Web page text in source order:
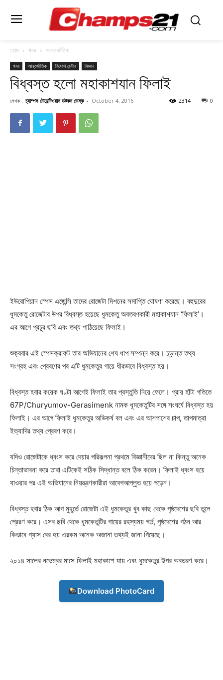
হোম খবর আন্তর্জাতিক
খবর আন্তর্জাতিক রিসোর্স সেন্টার বিজ্ঞান
বিধ্বস্ত হলো মহাকাশযান ফিলাই
লেখক : চ্যাম্পস টোয়েন্টিওয়ান ডটকম ডেস্ক - October 4, 2016 0
2314
ইউরোপিয়ান স্পেস এজেন্সি তাদের রোজেটা মিশনের সমাপ্তি ঘোষণা করেছে। বহুদুরের
ধুমকেতু রোজেটার উপর বিধ্বস্ত হয়েছে ধুমকেতু অবতরণকারী মহাকাশযান ‘ফিলাই’।
এর আগে প্রচুর ছবি এবং তথ্য পাঠিয়েছে ফিলাই।
শুক্রবার এই স্পেসক্রাফট তার অভিযানের শেষ ধাপ সম্পন্ন করে। চূড়ান্ত তথ্য
সংগ্রহ এবং প্রেরণের পর এটি ধুমকেতুর গায়ে ধীরভাবে বিধ্বস্ত হয়।
বিধ্বস্ত হবার কয়েক ঘণ্টা আগেই ফিলাই তার প্রস্তুতি নিয়ে ফেলে। প্রায় হাঁটা গতিতে
67P/Churyumov-Gerasimenk নামক ধূমকেতুটির সঙ্গে সংঘর্ষে বিধ্বস্ত হয়
ফিলাই। এর আগে ফিলাই ধুমকেতুর অভিকর্ষ বল এবং এর আশপাশের চাপ, তাপমাত্রা
ইত্যাদির তথ্য প্রেরণ করে।
যদিও রোজেটাকে ধ্বংস করে দেয়ার পরিকল্পনা প্রথমে বিজ্ঞানীদের ছিল না কিন্তু অনেক
চিন্তাভাবনা করে তারা এটিকেই সঠিক সিদ্ধান্ত বলে ঠিক করেন। ফিলাই ধ্বংস হয়ে
যাওয়ার পর এই অভিযানের নিয়ন্ত্রণকারীরা আবেগআপ্লুত হয়ে পড়েন।
বিধ্বস্ত হবার ঠিক আগ মুহূর্তে রোজেটা এই ধুমকেতুর খুব কাছ থেকে পৃষ্ঠদেশের ছবি তুলে
প্রেরণ করে। এসব ছবি থেকে ধূমকেতুটির গায়ের রহস্যময় গর্ত, পৃষ্ঠদেশের গঠন আর
কিভাবে গ্যাস বের হয় এরকম অনেক অজানা তথ্যই জানা গিয়েছে।
২০১৪ সালের নভেম্বর মাসে ফিলাই মহাকাশে যায় এবং ধুমকেতুর উপর অবতরণ করে।
Download PhotoCard